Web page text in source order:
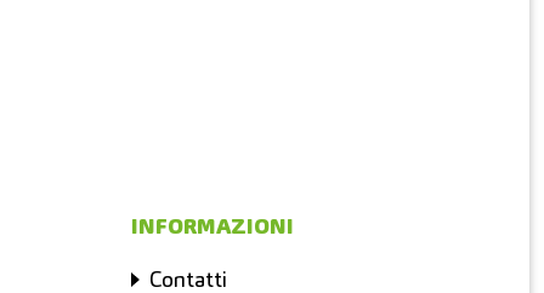
INFORMAZIONI
Contatti